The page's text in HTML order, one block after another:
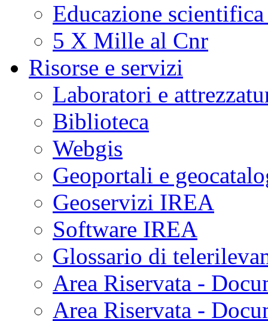
Educazione
5 X Mille al Cnr
Risorse e servizi
Laboratori e
Biblioteca
Webgis
Geoportali e
Geoservizi IREA
Software IREA
Glossario di
Area Riservata -
Area Riservata -